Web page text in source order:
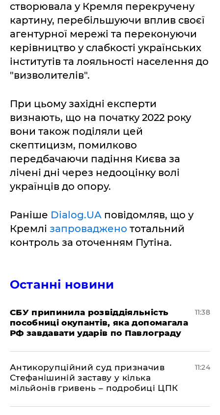
створювала у Кремля перекручену
картину, перебільшуючи вплив своєї
агентурної мережі та переконуючи
керівництво у слабкості українських
інститутів та лояльності населення до
"визволителів".
При цьому західні експерти
визнають, що на початку 2022 року
вони також поділяли цей
скептицизм, помилково
передбачаючи падіння Києва за
лічені дні через недооцінку волі
українців до опору.
Раніше Dialog.UA повідомляв, що у
Кремлі запроваджено тотальний
контроль за оточенням Путіна.
Останні новини
СБУ припинила розвіддіяльність
пособниці окупантів, яка допомагала
РФ завдавати ударів по Павлограду
11:38
Антикорупційний суд призначив
Стефанішиній заставу у кілька
мільйонів гривень – подробиці ЦПК
11:24